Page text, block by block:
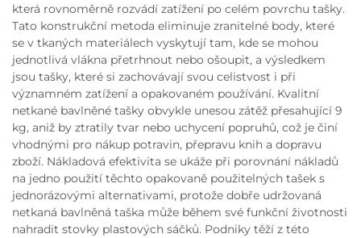
která rovnoměrně rozvádí zatížení po celém povrchu tašky.
Tato konstrukční metoda eliminuje zranitelné body, které
se v tkaných materiálech vyskytují tam, kde se mohou
jednotlivá vlákna přetrhnout nebo ošoupit, a výsledkem
jsou tašky, které si zachovávají svou celistvost i při
významném zatížení a opakovaném používání. Kvalitní
netkané bavlněné tašky obvykle unesou zátěž přesahující 9
kg, aniž by ztratily tvar nebo uchycení popruhů, což je činí
vhodnými pro nákup potravin, přepravu knih a dopravu
zboží. Nákladová efektivita se ukáže při porovnání nákladů
na jedno použití těchto opakovaně použitelných tašek s
jednorázovými alternativami, protože dobře udržovaná
netkaná bavlněná taška může během své funkční životnosti
nahradit stovky plastových sáčků. Podniky těží z této